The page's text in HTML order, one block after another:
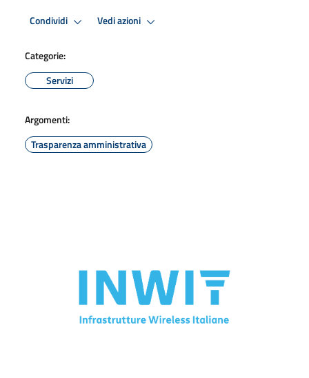
Condividi Vedi azioni
Categorie:
Servizi
Argomenti:
Trasparenza amministrativa